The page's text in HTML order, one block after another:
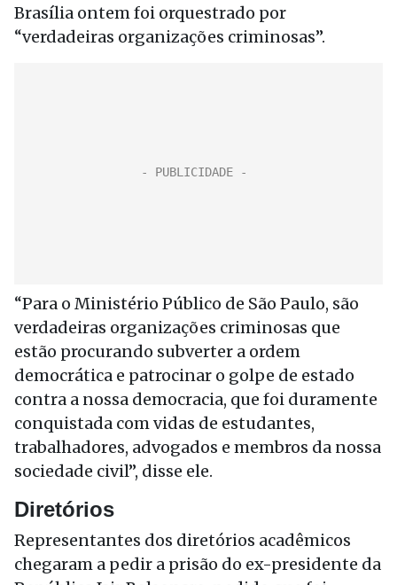
Brasília ontem foi orquestrado por
“verdadeiras organizações criminosas”.
“Para o Ministério Público de São Paulo, são
verdadeiras organizações criminosas que
estão procurando subverter a ordem
democrática e patrocinar o golpe de estado
contra a nossa democracia, que foi duramente
conquistada com vidas de estudantes,
trabalhadores, advogados e membros da nossa
sociedade civil”, disse ele.
Diretórios
Representantes dos diretórios acadêmicos
chegaram a pedir a prisão do ex-presidente da